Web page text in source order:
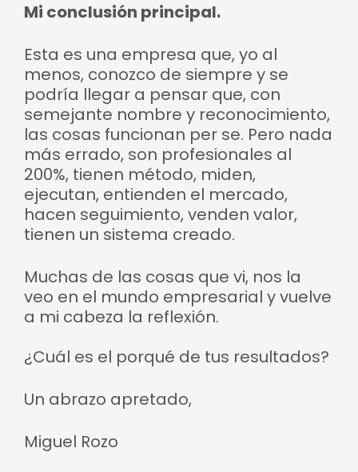
Mi conclusión principal.
Esta es una empresa que, yo al
menos, conozco de siempre y se
podría llegar a pensar que, con
semejante nombre y reconocimiento,
las cosas funcionan per se. Pero nada
más errado, son profesionales al
200%, tienen método, miden,
ejecutan, entienden el mercado,
hacen seguimiento, venden valor,
tienen un sistema creado.
Muchas de las cosas que vi, nos la
veo en el mundo empresarial y vuelve
a mi cabeza la reflexión.
¿Cuál es el porqué de tus resultados?
Un abrazo apretado,
Miguel Rozo